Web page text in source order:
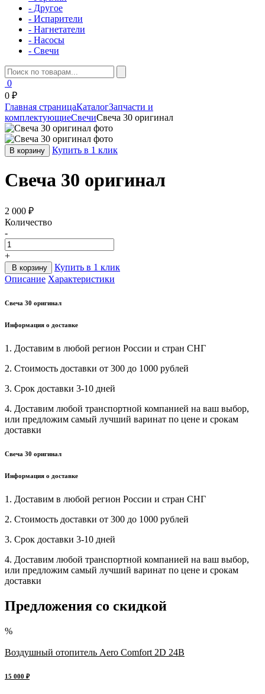
- Другое
- Испарители
- Нагнетатели
- Насосы
- Свечи
0
0 ₽
Главная страницаКаталогЗапчасти и
комплектующиеСвечиСвеча 30 оригинал
В корзину Купить в 1 клик
Свеча 30 оригинал
2 000 ₽
Количество
-
+
В корзину
Купить в 1 клик
Описание Характеристики
Свеча 30 оригинал
Информация о доставке
1. Доставим в любой регион России и стран СНГ
2. Стоимость доставки от 300 до 1000 рублей
3. Срок доставки 3-10 дней
4. Доставим любой транспортной компанией на ваш выбор,
или предложим самый лучший варинат по цене и срокам
доставки
Свеча 30 оригинал
Информация о доставке
1. Доставим в любой регион России и стран СНГ
2. Стоимость доставки от 300 до 1000 рублей
3. Срок доставки 3-10 дней
4. Доставим любой транспортной компанией на ваш выбор,
или предложим самый лучший варинат по цене и срокам
доставки
Предложения со скидкой
%
Воздушный отопитель Aero Comfort 2D 24В
15 000 ₽